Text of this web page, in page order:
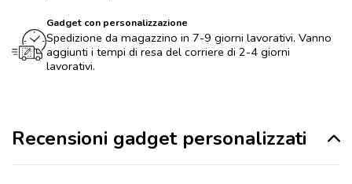
Gadget con personalizzazione
Spedizione da magazzino in 7-9 giorni lavorativi. Vanno
aggiunti i tempi di resa del corriere di 2-4 giorni
lavorativi.
Recensioni gadget personalizzati